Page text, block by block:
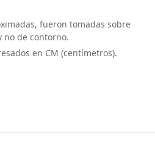
fueron tomadas sobre
no de contorno.
en CM (centímetros).